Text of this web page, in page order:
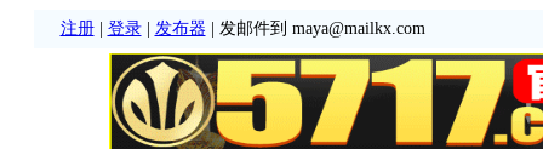
注册| 登录| 发布器 | 发邮件到 maya@mailkx.com